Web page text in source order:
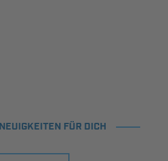
FÜR DICH